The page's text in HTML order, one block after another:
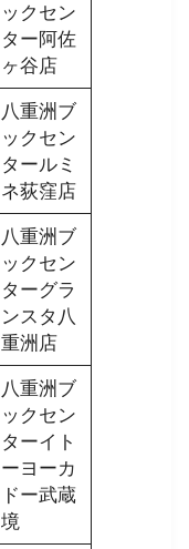
ックセン
ター阿佐
ヶ谷店
八重洲ブ
ックセン
タールミ
ネ荻窪店
八重洲ブ
ックセン
ターグラ
ンスタ八
重洲店
八重洲ブ
ックセン
ターイト
ーヨーカ
ドー武蔵
境